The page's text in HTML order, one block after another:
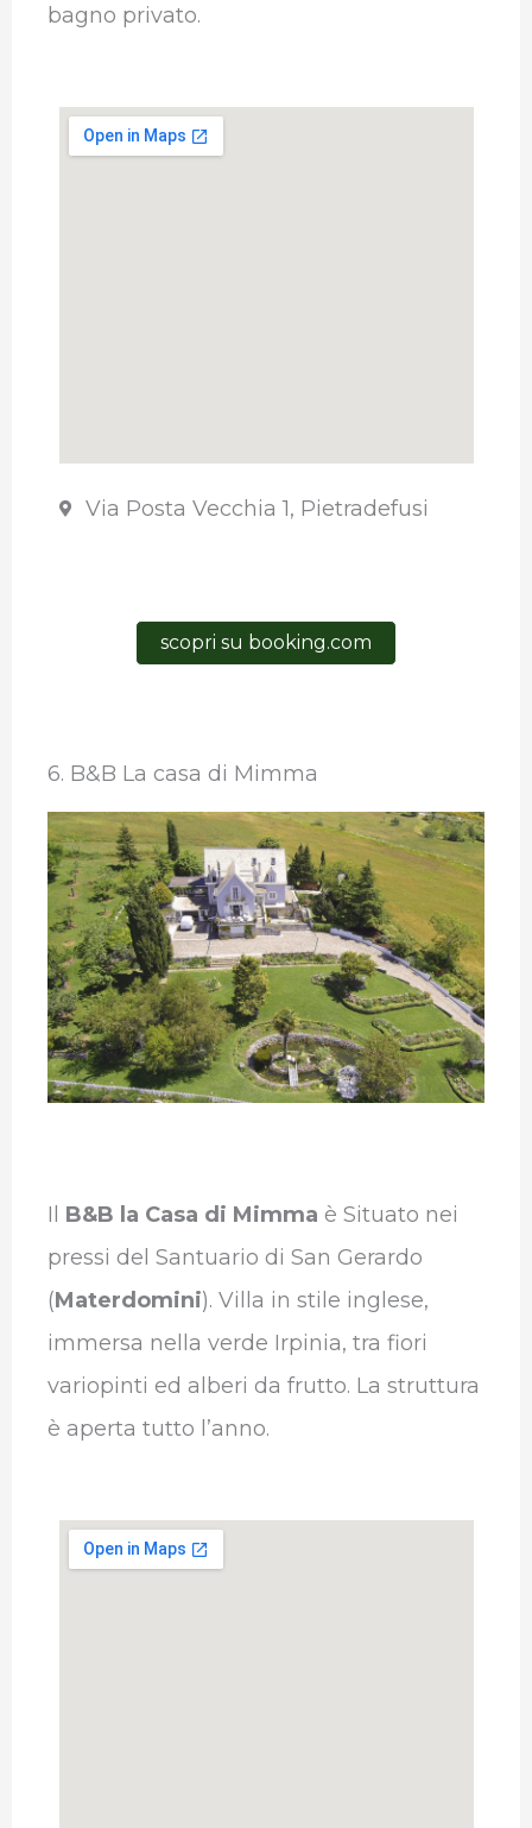
bagno privato.
Via Posta Vecchia 1, Pietradefusi
scopri su booking.com
6. B&B La casa di Mimma
Il B&B la Casa di Mimma è Situato nei
pressi del Santuario di San Gerardo
(Materdomini). Villa in stile inglese,
immersa nella verde Irpinia, tra fiori
variopinti ed alberi da frutto. La struttura
è aperta tutto l’anno.